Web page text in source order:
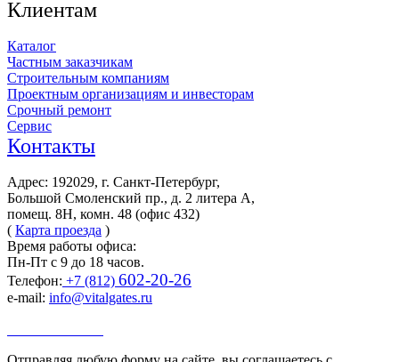
Клиентам
Каталог
Частным заказчикам
Строительным компаниям
Проектным организациям и инвесторам
Срочный ремонт
Сервис
Контакты
Адрес: 192029, г. Санкт-Петербург,
Большой Смоленский пр., д. 2 литера А,
помещ. 8Н, комн. 48 (офис 432)
( Карта проезда )
Время работы офиса:
Пн-Пт с 9 до 18 часов.
Телефон: +7 (812) 602-20-26
e-mail: info@vitalgates.ru